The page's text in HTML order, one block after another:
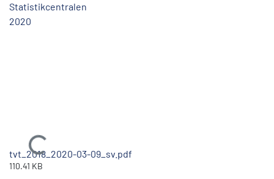
Statistikcentralen
2020
Ladataan...
tvt_2018_2020-03-09_sv.pdf
110.41 KB